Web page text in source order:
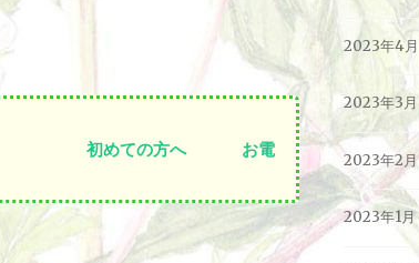
初めての方へ
お電
2023年4月
2023年3月
2023年2月
2023年1月